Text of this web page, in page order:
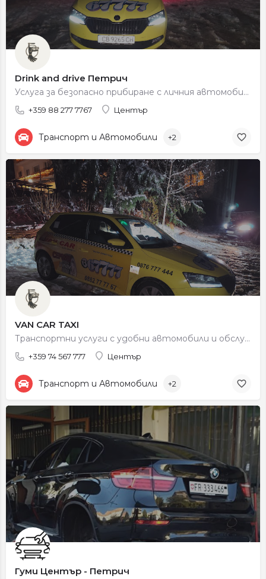
Drink and drive Петрич
Услуга за безопасно прибиране с личния автомобил при консумация на алкохол.
+359 88 277 7767 Център
Транспорт и Автомобили +2
VAN CAR TAXI
Транспортни услуги с удобни автомобили и обслужване на клиенти в Петрич и околността.
+359 74 567 777 Център
Транспорт и Автомобили +2
Гуми Център - Петрич